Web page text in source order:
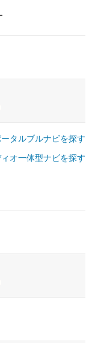
タルブルナビを探す
オ一体型ナビを探す